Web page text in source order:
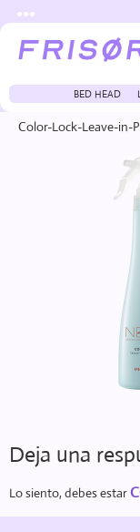
●●●
BED HEAD
Color-Lock-Leave-in-
Deja una
Lo siento, debes estar